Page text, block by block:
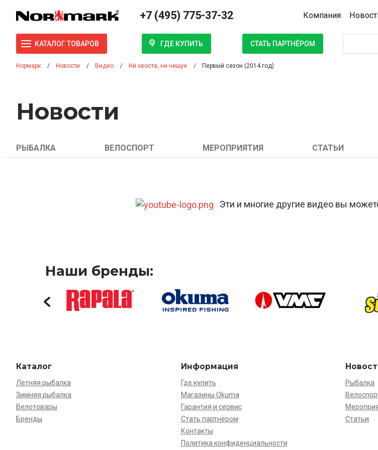
+7 (495) 775-37-32 Компания
КАТАЛОГ ТОВАРОВ ГДЕ КУПИТЬ СТАТЬ ПАРТНЁРОМ
Нормарк Новости Видео Ни хвоста, ни чешуи Первый сезон (2014 год)
Новости
РЫБАЛКА ВЕЛОСПОРТ МЕРОПРИЯТИЯ СТАТЬИ
Эти и многие другие видео вы
Наши бренды:
Каталог
Летняя рыбалка
Зимняя рыбалка
Велотовары
Бренды
Информация
Где купить
Магазины Okuma
Гарантия и сервис
Стать партнёром
Контакты
Политика конфиденциальности
Рыбалка
Статьи